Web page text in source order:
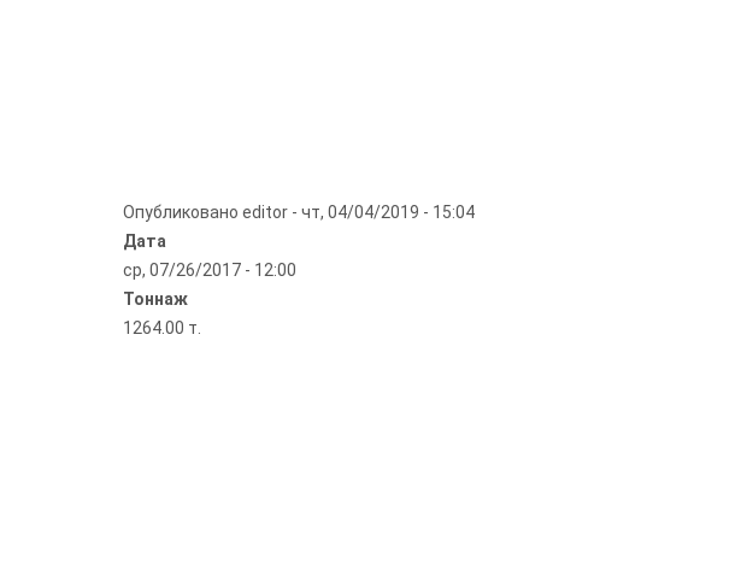
Опубликовано editor - чт, 04/04/2019 - 15:04
Дата
ср, 07/26/2017 - 12:00
Тоннаж
1264.00 т.